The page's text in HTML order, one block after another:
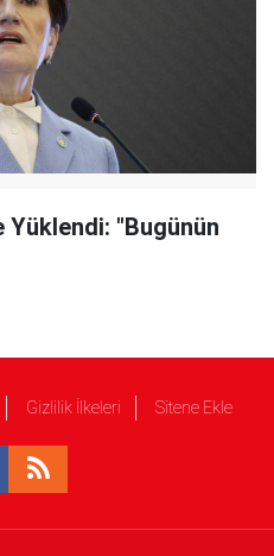
Yüklendi: "Bugünün
Gizlilik İlkeleri Sitene Ekle